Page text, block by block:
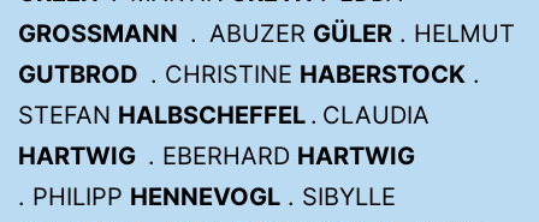
GROSSMANN . ABUZER GÜLER . HELMUT
GUTBROD . CHRISTINE HABERSTOCK .
STEFAN HALBSCHEFFEL . CLAUDIA
HARTWIG . EBERHARD HARTWIG
. PHILIPP HENNEVOGL . SIBYLLE